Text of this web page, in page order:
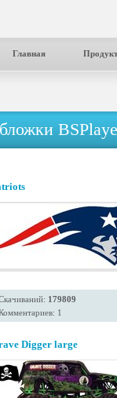
Главная
179809
1
Digger large